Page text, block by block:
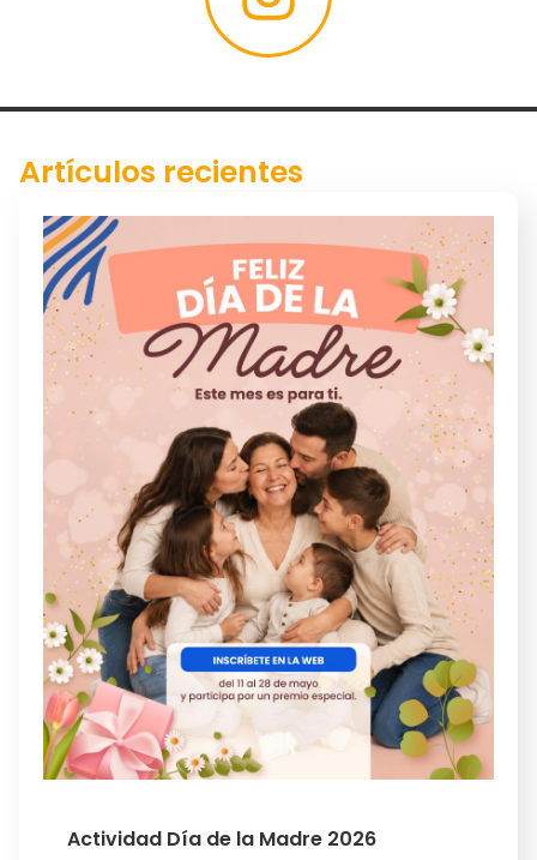
Artículos recientes
Actividad Día de la Madre 2026